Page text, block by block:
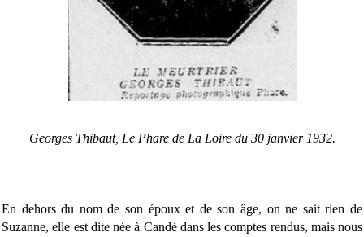
Georges Thibaut, Le Phare de La Loire du 30 janvier 1932.
En dehors du nom de son époux et de son âge, on ne sait rien de
Suzanne, elle est dite née à Candé dans les comptes rendus, mais nous